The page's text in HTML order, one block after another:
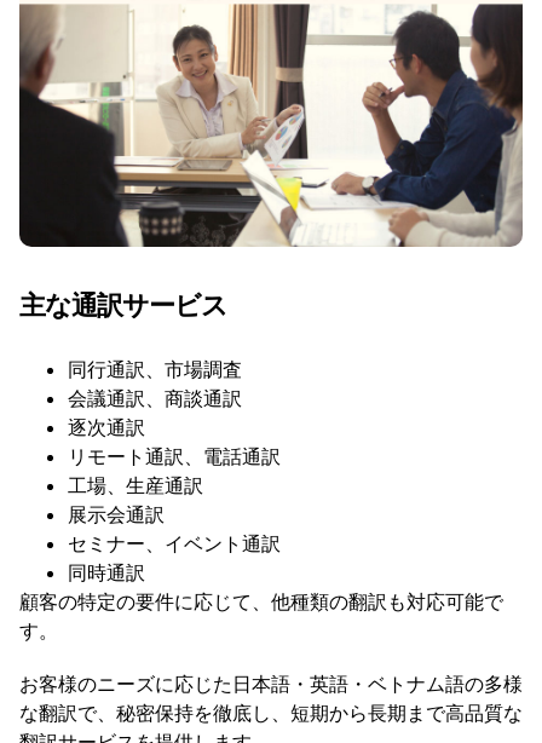
主な通訳サービス
同行通訳、市場調査
会議通訳、商談通訳
逐次通訳
リモート通訳、電話通訳
工場、生産通訳
展示会通訳
セミナー、イベント通訳
同時通訳
顧客の特定の要件に応じて、他種類の翻訳も対応可能で
す。
お客様のニーズに応じた日本語・英語・ベトナム語の多様
な翻訳で、秘密保持を徹底し、短期から長期まで高品質な